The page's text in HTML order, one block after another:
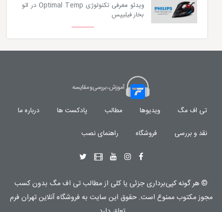
ویدئو معرفی تکنولوژی Optimal Temp در اتو
بخار فیلیپس
تی اف مگ ویدیوها مطالب پادکست ها درباره ما
نقد و بررسی فروشگاه راهنمای نصب
© هر گونهکپی‌برداری جزئی یا کلی از مطالب تی اف مگ بدون کسب
مجوز مکتوبممنوع است. حقوق این سایت بهفروشگاه آنلاین تهران فرم